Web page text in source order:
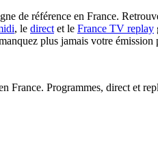
de référence en France.
, le direct et le France TV replay
plus jamais votre émission
France. Programmes, direct et